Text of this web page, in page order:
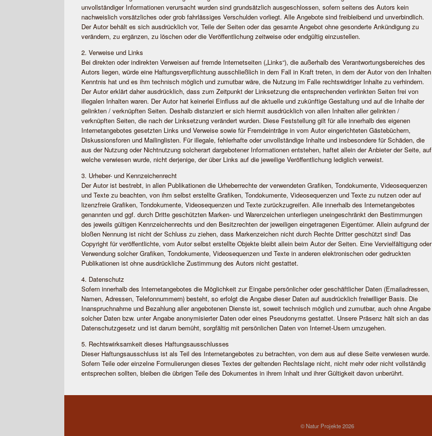
unvollständiger Informationen verursacht wurden sind grundsätzlich ausgeschlossen, sofern seitens des Autors kein
nachweislich vorsätzliches oder grob fahrlässiges Verschulden vorliegt. Alle Angebote sind freibleibend und unverbindlich.
Der Autor behält es sich ausdrücklich vor, Teile der Seiten oder das gesamte Angebot ohne gesonderte Ankündigung zu
verändern, zu ergänzen, zu löschen oder die Veröffentlichung zeitweise oder endgültig einzustellen.
2. Verweise und Links
Bei direkten oder indirekten Verweisen auf fremde Internetseiten („Links“), die außerhalb des Verantwortungsbereiches des
Autors liegen, würde eine Haftungsverpflichtung ausschließlich in dem Fall in Kraft treten, in dem der Autor von den Inhalten
Kenntnis hat und es ihm technisch möglich und zumutbar wäre, die Nutzung im Falle rechtswidriger Inhalte zu verhindern.
Der Autor erklärt daher ausdrücklich, dass zum Zeitpunkt der Linksetzung die entsprechenden verlinkten Seiten frei von
illegalen Inhalten waren. Der Autor hat keinerlei Einfluss auf die aktuelle und zukünftige Gestaltung und auf die Inhalte der
gelinkten / verknüpften Seiten. Deshalb distanziert er sich hiermit ausdrücklich von allen Inhalten aller gelinkten /
verknüpften Seiten, die nach der Linksetzung verändert wurden. Diese Feststellung gilt für alle innerhalb des eigenen
Internetangebotes gesetzten Links und Verweise sowie für Fremdeinträge in vom Autor eingerichteten Gästebüchern,
Diskussionsforen und Mailinglisten. Für illegale, fehlerhafte oder unvollständige Inhalte und insbesondere für Schäden, die
aus der Nutzung oder Nichtnutzung solcherart dargebotener Informationen entstehen, haftet allein der Anbieter der Seite, auf
welche verwiesen wurde, nicht derjenige, der über Links auf die jeweilige Veröffentlichung lediglich verweist.
3. Urheber- und Kennzeichenrecht
Der Autor ist bestrebt, in allen Publikationen die Urheberrechte der verwendeten Grafiken, Tondokumente, Videosequenzen
und Texte zu beachten, von ihm selbst erstellte Grafiken, Tondokumente, Videosequenzen und Texte zu nutzen oder auf
lizenzfreie Grafiken, Tondokumente, Videosequenzen und Texte zurückzugreifen. Alle innerhalb des Internetangebotes
genannten und ggf. durch Dritte geschützten Marken- und Warenzeichen unterliegen uneingeschränkt den Bestimmungen
des jeweils gültigen Kennzeichenrechts und den Besitzrechten der jeweiligen eingetragenen Eigentümer. Allein aufgrund der
bloßen Nennung ist nicht der Schluss zu ziehen, dass Markenzeichen nicht durch Rechte Dritter geschützt sind! Das
Copyright für veröffentlichte, vom Autor selbst erstellte Objekte bleibt allein beim Autor der Seiten. Eine Vervielfältigung oder
Verwendung solcher Grafiken, Tondokumente, Videosequenzen und Texte in anderen elektronischen oder gedruckten
Publikationen ist ohne ausdrückliche Zustimmung des Autors nicht gestattet.
4. Datenschutz
Sofern innerhalb des Internetangebotes die Möglichkeit zur Eingabe persönlicher oder geschäftlicher Daten (Emailadressen,
Namen, Adressen, Telefonnummern) besteht, so erfolgt die Angabe dieser Daten auf ausdrücklich freiwilliger Basis. Die
Inanspruchnahme und Bezahlung aller angebotenen Dienste ist, soweit technisch möglich und zumutbar, auch ohne Angabe
solcher Daten bzw. unter Angabe anonymisierter Daten oder eines Pseudonyms gestattet. Unsere Präsenz hält sich an das
Datenschutzgesetz und ist darum bemüht, sorgfältig mit persönlichen Daten von Internet-Usern umzugehen.
5. Rechtswirksamkeit dieses Haftungsausschlusses
Dieser Haftungsausschluss ist als Teil des Internetangebotes zu betrachten, von dem aus auf diese Seite verwiesen wurde.
Sofern Teile oder einzelne Formulierungen dieses Textes der geltenden Rechtslage nicht, nicht mehr oder nicht vollständig
entsprechen sollten, bleiben die übrigen Teile des Dokumentes in ihrem Inhalt und ihrer Gültigkeit davon unberührt.
© Natur Projekte 2026